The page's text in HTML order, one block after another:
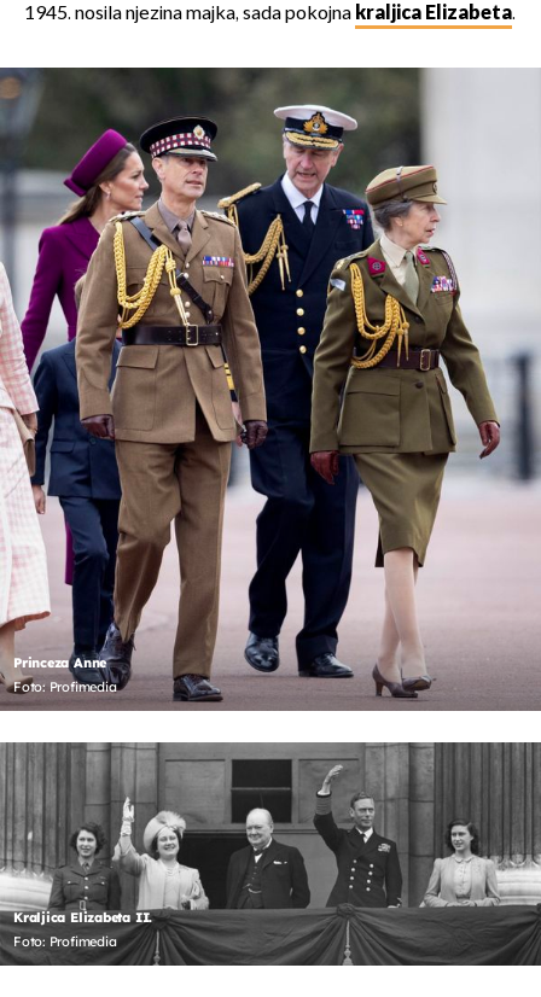
1945. nosila njezina majka, sada pokojna kraljica Elizabeta.
Princeza Anne
Foto: Profimedia
Kraljica Elizabeta II.
Foto: Profimedia